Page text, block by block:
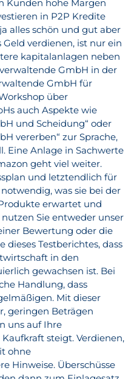
Kunden hohe Margen
in P2P Kredite
alles schön und gut aber
verdienen, ist nur ein
kapitalanlagen neben
GmbH in der
GmbH für
über
auch Aspekte wie
und Scheidung“ oder
vererben“ zur Sprache,
Eine Anlage in Sachwerte
geht viel weiter.
und letztendlich für
was sie bei der
erwartet und
Sie entweder unser
Bewertung oder die
Testberichtes, dass
in den
gewachsen ist. Bei
Handlung, dass
Mit dieser
geringen Beträgen
uns auf Ihre
steigt. Verdienen,
ohne
Hinweise. Überschüsse